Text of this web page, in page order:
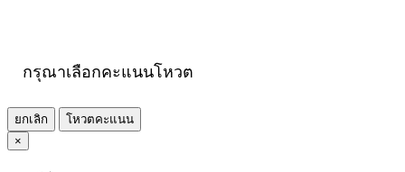
กรุณาเลือกคะแนนโหวต
ยกเลิก
โหวตคะแนน
×